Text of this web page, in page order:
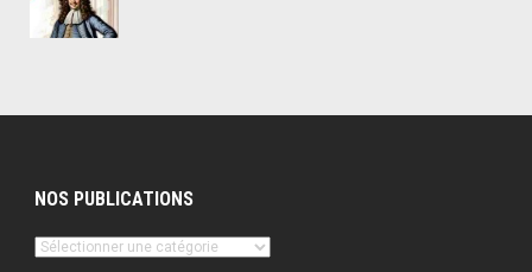
NOS PUBLICATIONS
Nos